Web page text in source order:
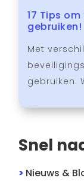
17 Tips
gebruiken!
Met
gebruiken.
Snel
> Nieuws &